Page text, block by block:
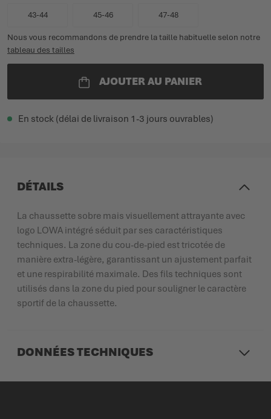
43-44 45-46 47-48
Nous vous recommandons de prendre la taille habituelle selon notre
tableau des tailles
AJOUTER AU PANIER
En stock (délai de livraison 1-3 jours ouvrables)
DÉTAILS
La chaussette sobre mais visuellement attrayante avec
logo LOWA intégré séduit par ses caractéristiques
techniques. La zone du cou-de-pied est tricotée de
manière extra-légère, garantissant un ajustement parfait
et une respirabilité maximale. Des fils techniques sont
utilisés dans la zone du pied pour souligner le caractère
sportif de la chaussette.
DONNÉES TECHNIQUES